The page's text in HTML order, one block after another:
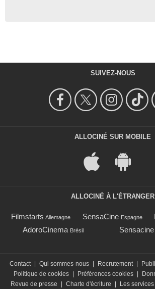
SUIVEZ-NOUS
ALLOCINÉ SUR MOBILE
ALLOCINÉ À L'ÉTRANGER
Filmstarts Allemagne SensaCine Espagne
AdoroCinema Brésil
Contact Qui sommes-nous Recrutement
Politique de cookies
Préférences cookies
Revue de presse
Charte d'écriture Les